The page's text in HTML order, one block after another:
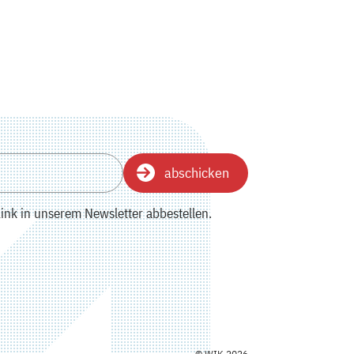
abschicken
in unserem Newsletter abbestellen.